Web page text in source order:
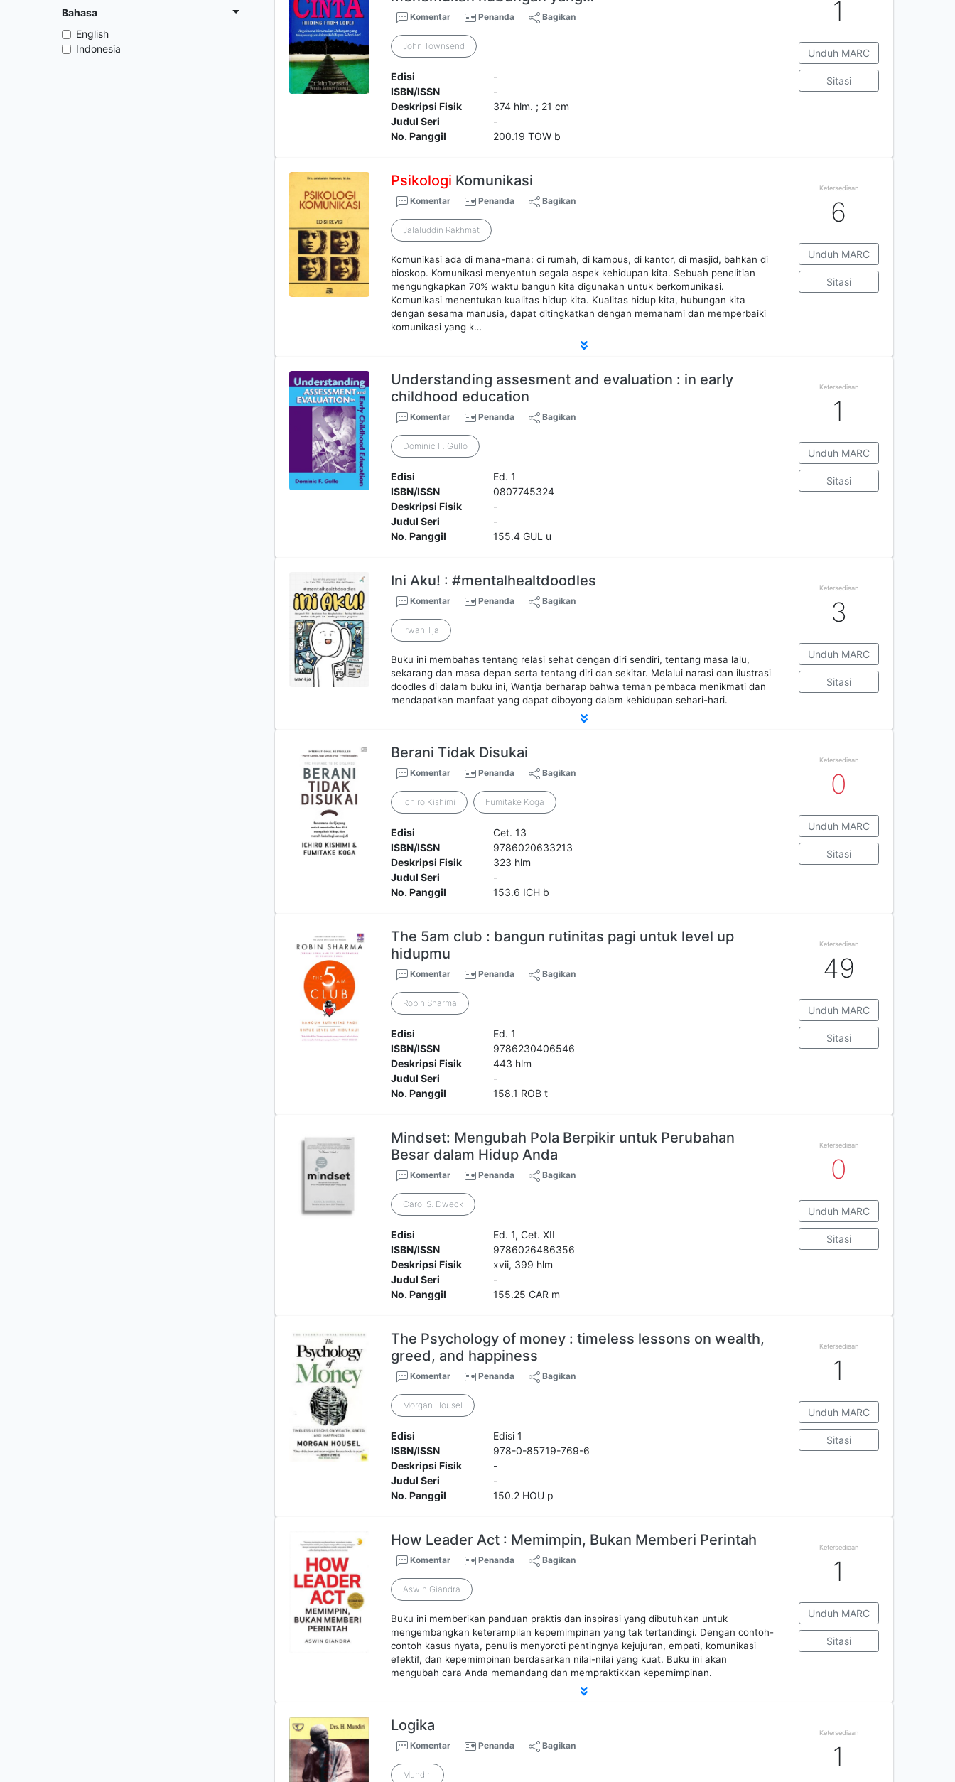
Bahasa
English
Indonesia
Komentar Penanda Bagikan
John Townsend
Edisi
-
ISBN/ISSN
-
Deskripsi Fisik
374 hlm. ; 21 cm
Judul Seri
-
No. Panggil
200.19 TOW b
1
Unduh MARC
Sitasi
Psikologi Komunikasi
Komentar Penanda Bagikan
Jalaluddin Rakhmat
Komunikasi ada di mana-mana: di rumah, di kampus, di kantor, di masjid, bahkan di
bioskop. Komunikasi menyentuh segala aspek kehidupan kita. Sebuah penelitian
mengungkapkan 70% waktu bangun kita digunakan untuk berkomunikasi.
Komunikasi menentukan kualitas hidup kita. Kualitas hidup kita, hubungan kita
dengan sesama manusia, dapat ditingkatkan dengan memahami dan memperbaiki
komunikasi yang k…
Ketersediaan
6
Unduh MARC
Sitasi
Understanding assesment and evaluation : in early
childhood education
Komentar Penanda Bagikan
Dominic F. Gullo
Edisi
Ed. 1
ISBN/ISSN
0807745324
Deskripsi Fisik
-
Judul Seri
-
No. Panggil
155.4 GUL u
Ketersediaan
1
Unduh MARC
Sitasi
Ini Aku! : #mentalhealtdoodles
Komentar Penanda Bagikan
Irwan Tja
Buku ini membahas tentang relasi sehat dengan diri sendiri, tentang masa lalu,
sekarang dan masa depan serta tentang diri dan sekitar. Melalui narasi dan ilustrasi
doodles di dalam buku ini, Wantja berharap bahwa teman pembaca menikmati dan
mendapatkan manfaat yang dapat diboyong dalam kehidupan sehari-hari.
Ketersediaan
3
Unduh MARC
Sitasi
Berani Tidak Disukai
Komentar Penanda Bagikan
Ichiro Kishimi Fumitake Koga
Edisi
Cet. 13
ISBN/ISSN
9786020633213
Deskripsi Fisik
323 hlm
Judul Seri
-
No. Panggil
153.6 ICH b
Ketersediaan
0
Unduh MARC
Sitasi
The 5am club : bangun rutinitas pagi untuk level up
hidupmu
Komentar Penanda Bagikan
Robin Sharma
Edisi
Ed. 1
ISBN/ISSN
9786230406546
Deskripsi Fisik
443 hlm
Judul Seri
-
No. Panggil
158.1 ROB t
Ketersediaan
49
Unduh MARC
Sitasi
Mindset: Mengubah Pola Berpikir untuk Perubahan
Besar dalam Hidup Anda
Komentar Penanda Bagikan
Carol S. Dweck
Edisi
Ed. 1, Cet. XII
ISBN/ISSN
9786026486356
Deskripsi Fisik
xvii, 399 hlm
Judul Seri
-
No. Panggil
155.25 CAR m
Ketersediaan
0
Unduh MARC
Sitasi
The Psychology of money : timeless lessons on wealth,
greed, and happiness
Komentar Penanda Bagikan
Morgan Housel
Edisi
Edisi 1
ISBN/ISSN
978-0-85719-769-6
Deskripsi Fisik
-
Judul Seri
-
No. Panggil
150.2 HOU p
Ketersediaan
1
Unduh MARC
Sitasi
How Leader Act : Memimpin, Bukan Memberi Perintah
Komentar Penanda Bagikan
Aswin Giandra
Buku ini memberikan panduan praktis dan inspirasi yang dibutuhkan untuk
mengembangkan keterampilan kepemimpinan yang tak tertandingi. Dengan contoh-
contoh kasus nyata, penulis menyoroti pentingnya kejujuran, empati, komunikasi
efektif, dan kepemimpinan berdasarkan nilai-nilai yang kuat. Buku ini akan
mengubah cara Anda memandang dan mempraktikkan kepemimpinan.
Ketersediaan
1
Unduh MARC
Sitasi
Logika
Komentar Penanda Bagikan
Mundiri
Ketersediaan
1